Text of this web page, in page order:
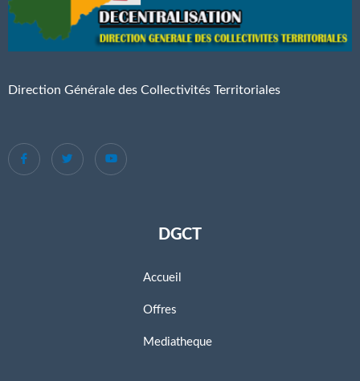
Direction Générale des Collectivités Territoriales
DGCT
Accueil
Offres
Mediatheque